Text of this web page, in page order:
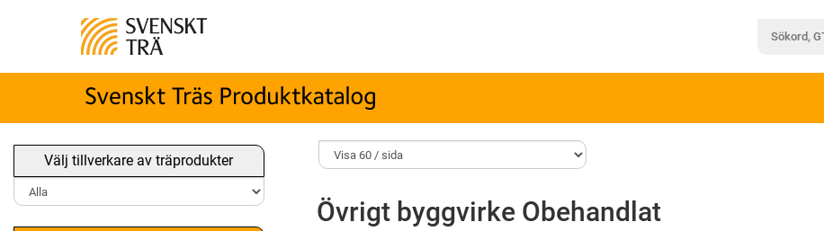
Välj tillverkare av träprodukter
Övrigt byggvirke Obehandlat